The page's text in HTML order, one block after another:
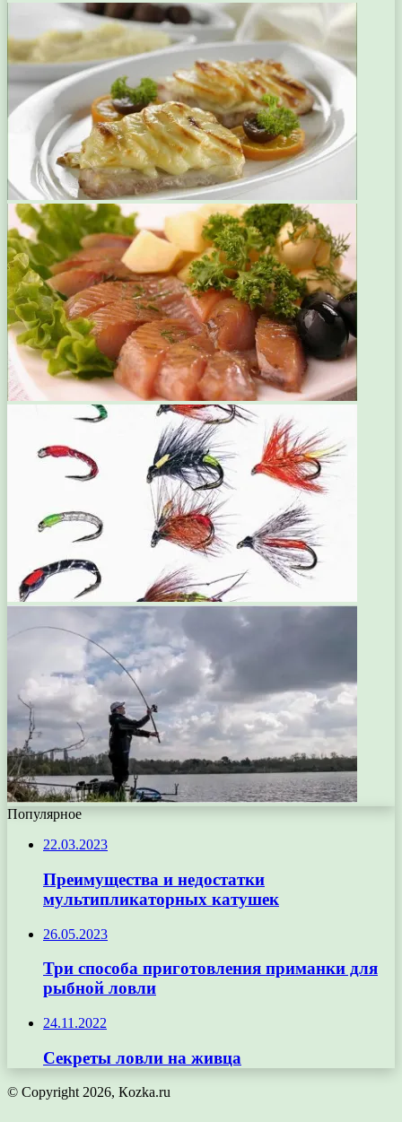
Популярное
22.03.2023
Преимущества и недостатки
мультипликаторных катушек
26.05.2023
Три способа приготовления приманки для
рыбной ловли
24.11.2022
Секреты ловли на живца
© Copyright 2026, Кozka.ru